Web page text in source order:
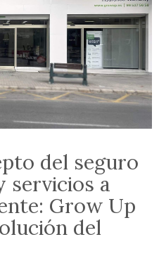
del seguro
servicios a
Grow Up
del